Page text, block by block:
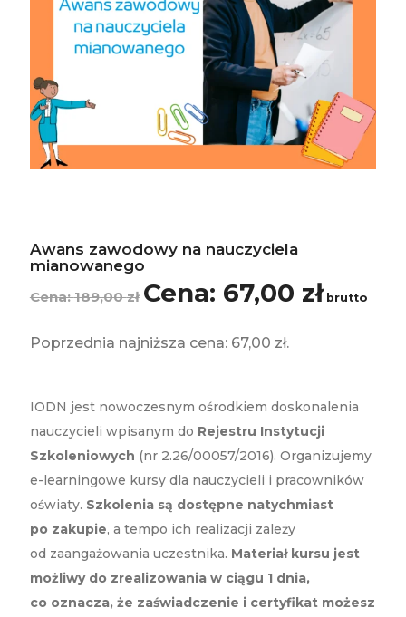
Awans zawodowy na nauczyciela
mianowanego
189,00zł Pierwotna
189,00 zł.
67,00 złAktualna
brutto
Poprzednia najniższa cena: 67,00 zł.
IODN jest nowoczesnym ośrodkiem doskonalenia
nauczycieli wpisanym do Rejestru Instytucji
Szkoleniowych (nr 2.26/00057/2016). Organizujemy
e-learningowe kursy dla nauczycieli i pracowników
oświaty. Szkolenia są dostępne natychmiast
po zakupie, a tempo ich realizacji zależy
od zaangażowania uczestnika. Materiał kursu jest
możliwy do zrealizowania w ciągu 1 dnia,
co oznacza, że zaświadczenie i certyfikat możesz